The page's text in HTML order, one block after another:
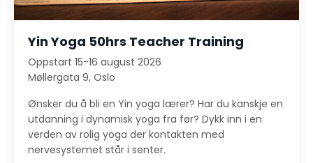
Yin Yoga 50hrs Teacher Training
Oppstart 15-16 august 2026
Møllergata 9, Oslo
Ønsker du å bli en Yin yoga lærer? Har du kanskje en
utdanning i dynamisk yoga fra før? Dykk inn i en
verden av rolig yoga der kontakten med
nervesystemet står i senter.